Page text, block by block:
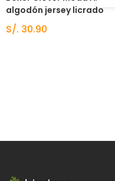
algodón jersey licrado
S/. 30.90